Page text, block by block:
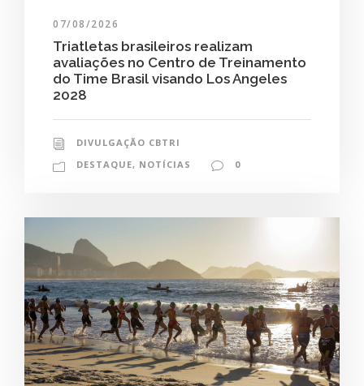
07/08/2026
Triatletas brasileiros realizam
avaliações no Centro de Treinamento
do Time Brasil visando Los Angeles
2028
DIVULGAÇÃO CBTRI
DESTAQUE, NOTÍCIAS 0